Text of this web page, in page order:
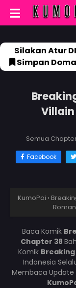
Silakan Atur
Simpan
Semua
Facebook
KumoPoi ›
Baca Komik
Chapter 38
Komik
Indonesia
Membaca Update